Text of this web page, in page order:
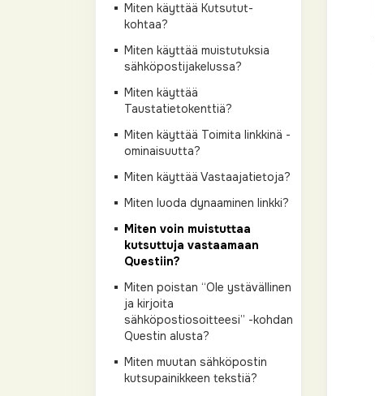
Miten käyttää Kutsutut-
kohtaa?
Miten käyttää muistutuksia
sähköpostijakelussa?
Miten käyttää
Taustatietokenttiä?
Miten käyttää Toimita linkkinä -
ominaisuutta?
Miten käyttää Vastaajatietoja?
Miten luoda dynaaminen linkki?
Miten voin muistuttaa
kutsuttuja vastaamaan
Questiin?
Miten poistan “Ole ystävällinen
ja kirjoita
sähköpostiosoitteesi” -kohdan
Questin alusta?
Miten muutan sähköpostin
kutsupainikkeen tekstiä?